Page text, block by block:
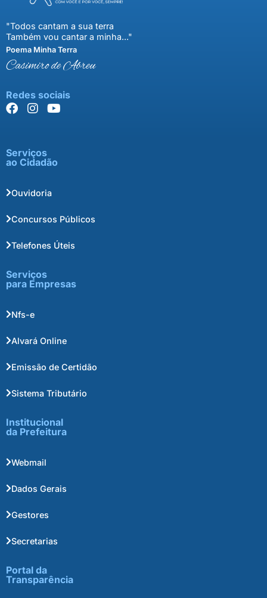
"Todos cantam a sua terra
Também vou cantar a minha..."
Poema Minha Terra
Casimiro de Abreu
Redes sociais
Serviços
ao Cidadão
Ouvidoria
Concursos Públicos
Telefones Úteis
Serviços
para Empresas
Nfs-e
Alvará Online
Emissão de Certidão
Sistema Tributário
Institucional
da Prefeitura
Webmail
Dados Gerais
Gestores
Secretarias
Portal da
Transparência